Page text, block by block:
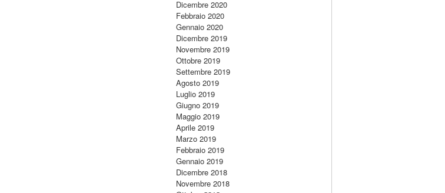
Dicembre 2020
Febbraio 2020
Gennaio 2020
Dicembre 2019
Novembre 2019
Ottobre 2019
Settembre 2019
Agosto 2019
Luglio 2019
Giugno 2019
Maggio 2019
Aprile 2019
Marzo 2019
Febbraio 2019
Gennaio 2019
Dicembre 2018
Novembre 2018